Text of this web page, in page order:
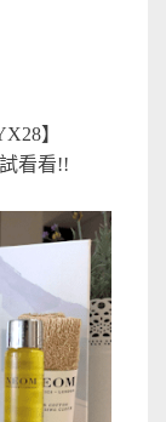
】
看看!!